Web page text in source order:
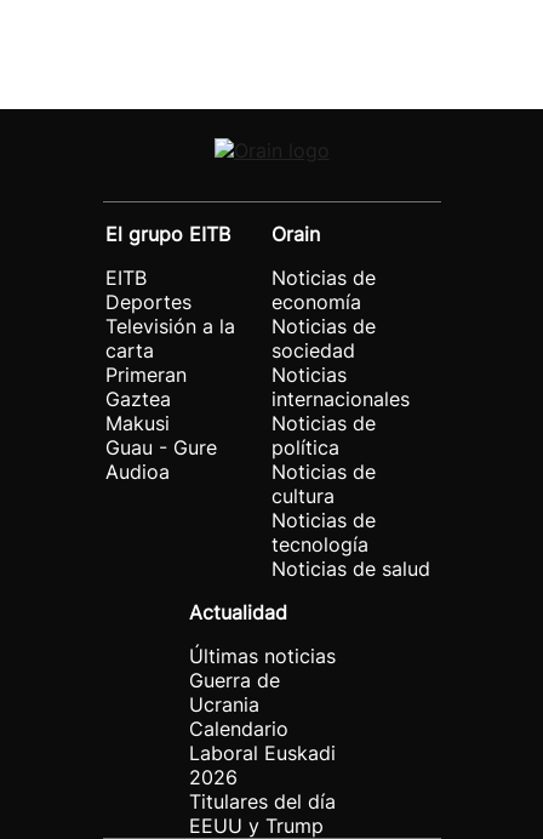
El grupo EITB
EITB
Deportes
Televisión a la
carta
Primeran
Gaztea
Makusi
Guau - Gure
Audioa
Orain
Noticias de
economía
Noticias de
sociedad
Noticias
internacionales
Noticias de
política
Noticias de
cultura
Noticias de
tecnología
Noticias de salud
Actualidad
Últimas noticias
Guerra de
Ucrania
Calendario
Laboral Euskadi
2026
Titulares del día
EEUU y Trump